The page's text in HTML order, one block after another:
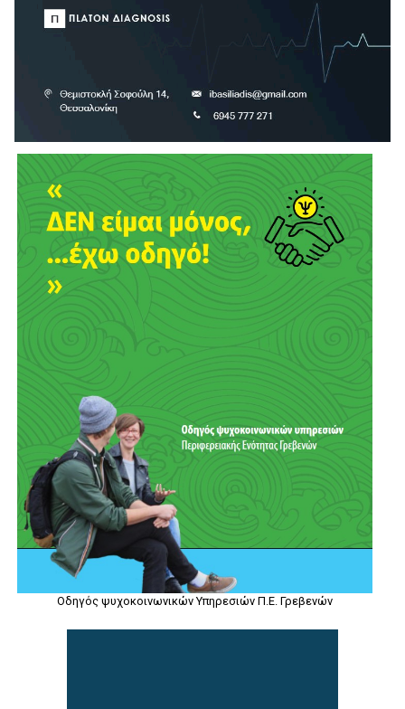
Οδηγός ψυχοκοινωνικών Υπηρεσιών Π.Ε. Γρεβενών